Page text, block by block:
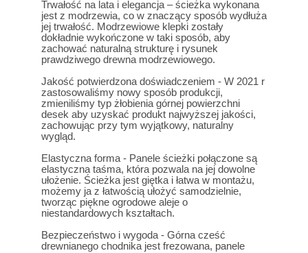
Trwałość na lata i elegancja – ścieżka wykonana
jest z modrzewia, co w znaczący sposób wydłuża
jej trwałość. Modrzewiowe klepki zostały
dokładnie wykończone w taki sposób, aby
zachować naturalną strukturę i rysunek
prawdziwego drewna modrzewiowego.
Jakość potwierdzona doświadczeniem - W 2021 r
zastosowaliśmy nowy sposób produkcji,
zmieniliśmy typ żłobienia górnej powierzchni
desek aby uzyskać produkt najwyższej jakości,
zachowując przy tym wyjątkowy, naturalny
wygląd.
Elastyczna forma - Panele ścieżki połączone są
elastyczna taśma, która pozwala na jej dowolne
ułożenie. Ścieżka jest giętka i łatwa w montażu,
możemy ja z łatwością ułożyć samodzielnie,
tworząc piękne ogrodowe aleje o
niestandardowych kształtach.
Bezpieczeństwo i wygoda - Górna cześć
drewnianego chodnika jest frezowana, panele